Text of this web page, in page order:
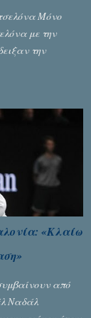
Μόνο
με την
την
«Κλαίω
από
Ναδάλ